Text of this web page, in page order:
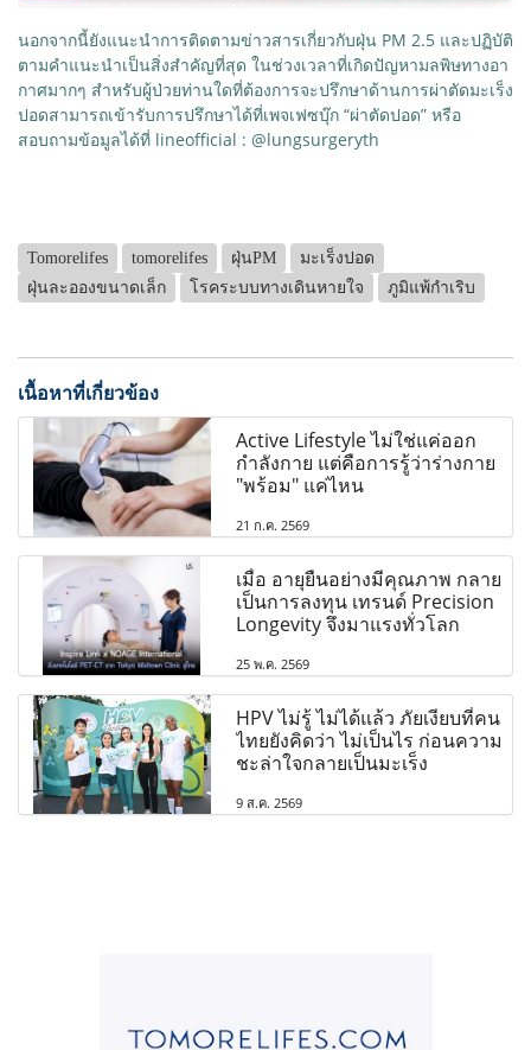
นอกจากนี้ยังแนะนำการติดตามข่าวสารเกี่ยวกับฝุ่น PM 2.5 และปฏิบัติ
ตามคำแนะนำเป็นสิ่งสำคัญที่สุด ในช่วงเวลาที่เกิดปัญหามลพิษทางอา
กาศมากๆ สำหรับผู้ป่วยท่านใดที่ต้องการจะปรึกษาด้านการผ่าตัดมะเร็ง
ปอดสามารถเข้ารับการปรึกษาได้ที่เพจเฟซบุ๊ก “ผ่าตัดปอด” หรือ
สอบถามข้อมูลได้ที่ lineofficial : @lungsurgeryth
Tomorelifes tomorelifes ฝุ่นPM
มะเร็งปอด
ฝุ่นละอองขนาดเล็ก
โรคระบบทางเดินหายใจ ภูมิแพ้กำเริบ
เนื้อหาที่เกี่ยวข้อง
Active Lifestyle ไม่ใช่แค่ออก
กำลังกาย แต่คือการรู้ว่าร่างกาย
"พร้อม" แค่ไหน
21 ก.ค. 2569
เมื่อ อายุยืนอย่างมีคุณภาพ กลาย
เป็นการลงทุน เทรนด์ Precision
Longevity จึงมาแรงทั่วโลก
25 พ.ค. 2569
HPV ไม่รู้ ไม่ได้แล้ว ภัยเงียบที่คน
ไทยยังคิดว่า ไม่เป็นไร ก่อนความ
ชะล่าใจกลายเป็นมะเร็ง
9 ส.ค. 2569